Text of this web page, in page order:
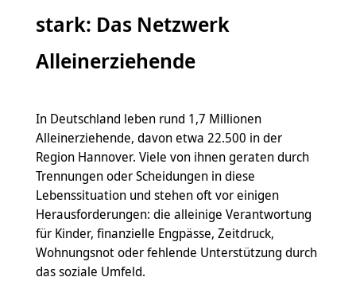
stark: Das Netzwerk
Alleinerziehende
In Deutschland leben rund 1,7 Millionen
Alleinerziehende, davon etwa 22.500 in der
Region Hannover. Viele von ihnen geraten durch
Trennungen oder Scheidungen in diese
Lebenssituation und stehen oft vor einigen
Herausforderungen: die alleinige Verantwortung
für Kinder, finanzielle Engpässe, Zeitdruck,
Wohnungsnot oder fehlende Unterstützung durch
das soziale Umfeld.